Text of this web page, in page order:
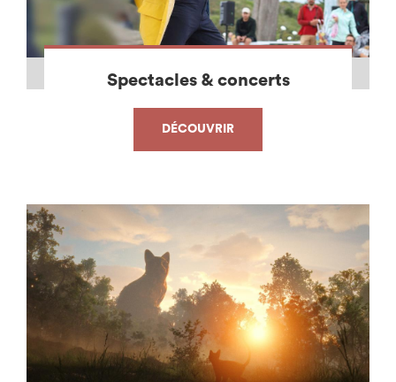
Spectacles & concerts
DÉCOUVRIR